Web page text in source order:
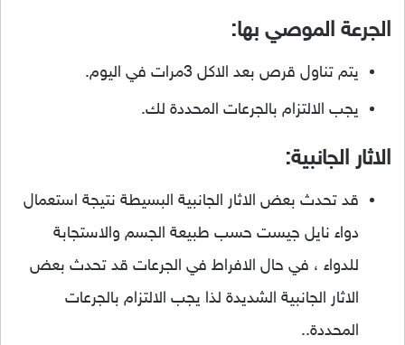
الجرعة الموصي بها:
يتم تناول قرص بعد الاكل 3مرات في اليوم.
يجب الالتزام بالجرعات المحددة لك.
الاثار الجانبية:
قد تحدث بعض الاثار الجانبية البسيطة نتيجة استعمال
دواء نايل جيست حسب طبيعة الجسم والاستجابة
للدواء ، في حال الافراط في الجرعات قد تحدث بعض
الاثار الجانبية الشديدة لذا يجب الالتزام بالجرعات
المحددة..